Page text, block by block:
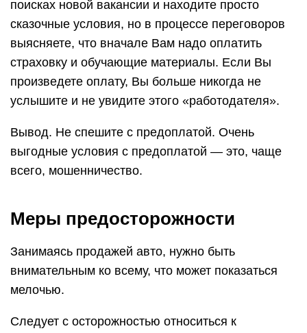
поисках новой вакансии и находите просто
сказочные условия, но в процессе переговоров
выясняете, что вначале Вам надо оплатить
страховку и обучающие материалы. Если Вы
произведете оплату, Вы больше никогда не
услышите и не увидите этого «работодателя».
Вывод. Не спешите с предоплатой. Очень
выгодные условия с предоплатой — это, чаще
всего, мошенничество.
Меры предосторожности
Занимаясь продажей авто, нужно быть
внимательным ко всему, что может показаться
мелочью.
Следует с осторожностью относиться к